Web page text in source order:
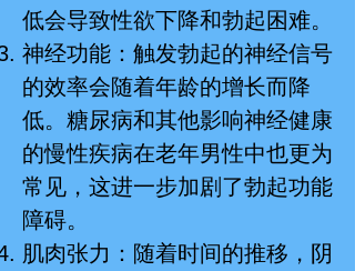
低会导致性欲下降和勃起困难。
神经功能：触发勃起的神经信号
的效率会随着年龄的增长而降
低。糖尿病和其他影响神经健康
的慢性疾病在老年男性中也更为
常见，这进一步加剧了勃起功能
障碍。
肌肉张力：随着时间的推移，阴